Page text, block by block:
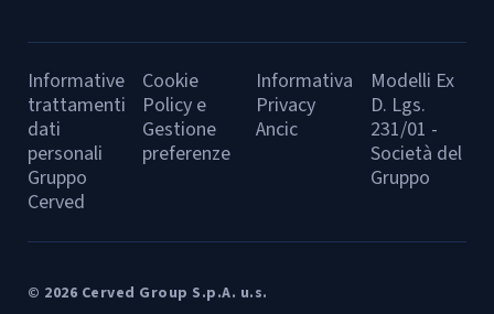
Informative
trattamenti
dati
personali
Gruppo
Cerved
Cookie
Policy e
Gestione
preferenze
Informativa
Privacy
Ancic
Modelli Ex
D. Lgs.
231/01 -
Società del
Gruppo
© 2026 Cerved Group S.p.A. u.s.